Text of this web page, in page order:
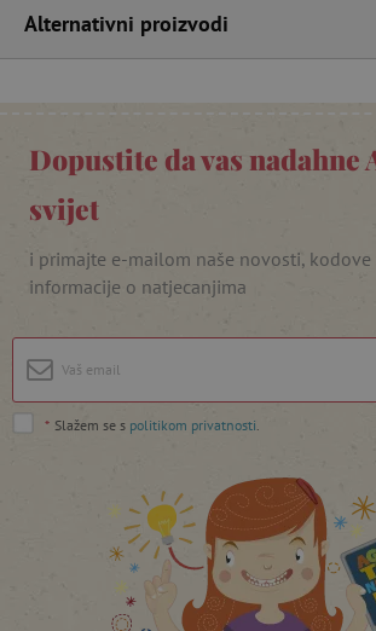
Alternativni proizvodi
Dopustite da vas nadahne
svijet
i primajte e-mailom naše novosti, kodove
informacije o natjecanjima
* Slažem se s politikom privatnosti
lastVisitedProduct
featureFlagCheckoutExperimentVariant
PHPSESSID